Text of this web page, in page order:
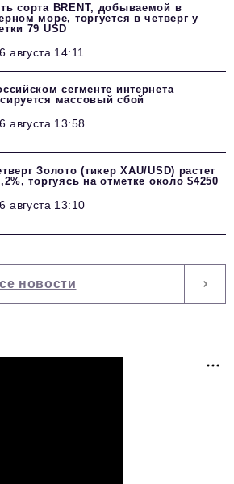
сорта BRENT, добываемой в
море, торгуется в четверг у
79 USD
августа 14:11
сегменте интернета
массовый сбой
августа 13:58
Золото (тикер XAU/USD) растет
торгуясь на отметке около $4250
августа 13:10
новости